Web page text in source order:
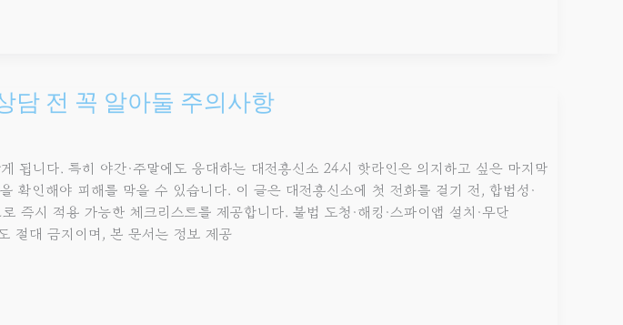
담 전 꼭 알아둘 주의사항
됩니다. 특히 야간·주말에도 응대하는 대전흥신소 24시 핫라인은 의지하고 싶은 마지막
확인해야 피해를 막을 수 있습니다. 이 글은 대전흥신소에 첫 전화를 걸기 전, 합법성·
즉시 적용 가능한 체크리스트를 제공합니다. 불법 도청·해킹·스파이앱 설치·무단
절대 금지이며, 본 문서는 정보 제공